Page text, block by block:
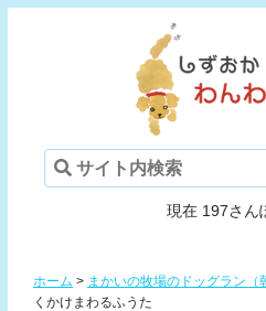
現在 197さん
ホーム > まかいの牧場のドッグラン（
くかけまわるふうた